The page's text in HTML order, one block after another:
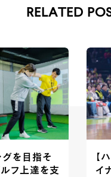
RELATED
グを目指そ
ルフ上達を支
【
イ